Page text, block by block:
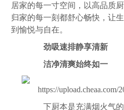
居家的每一寸空间，以高品质
归家的每一刻都舒心畅快，让
到愉悦与自在。
劲吸速排静享清新
洁净清爽始终如一
下厨本是充满烟火气的